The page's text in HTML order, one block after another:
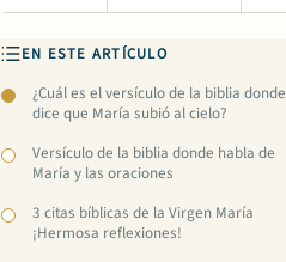
EN ESTE ARTÍCULO
¿Cuál es el versículo de la biblia donde
dice que María subió al cielo?
Versículo de la biblia donde habla de
María y las oraciones
3 citas bíblicas de la Virgen María
¡Hermosa reflexiones!